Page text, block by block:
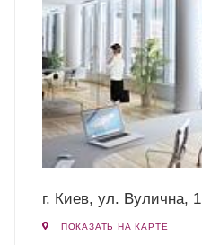
г. Киев, ул. Вулична, 1
ПОКАЗАТЬ НА КАРТЕ